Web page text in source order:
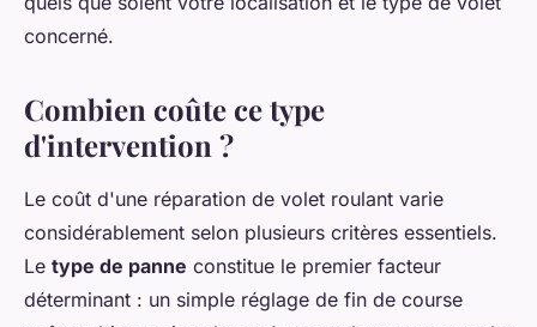
concerné.
Combien coûte ce type
d'intervention ?
Le coût d'une réparation de volet roulant varie
considérablement selon plusieurs critères essentiels.
Le type de panne constitue le premier facteur
déterminant : un simple réglage de fin de course